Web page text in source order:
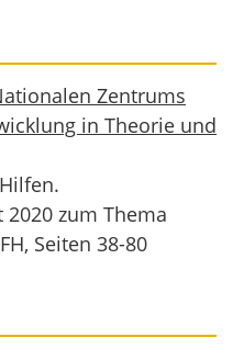
Zentrums
in Theorie und
zum Thema
Seiten 38-80